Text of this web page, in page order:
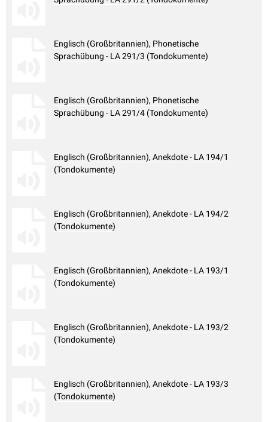
Englisch (Großbritannien), Phonetische
Sprachübung - LA 291/3 (Tondokumente)
Englisch (Großbritannien), Phonetische
Sprachübung - LA 291/4 (Tondokumente)
Englisch (Großbritannien), Anekdote - LA 194/1
(Tondokumente)
Englisch (Großbritannien), Anekdote - LA 194/2
(Tondokumente)
Englisch (Großbritannien), Anekdote - LA 193/1
(Tondokumente)
Englisch (Großbritannien), Anekdote - LA 193/2
(Tondokumente)
Englisch (Großbritannien), Anekdote - LA 193/3
(Tondokumente)